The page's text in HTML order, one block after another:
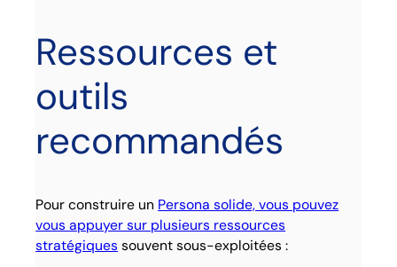
Ressources et
outils
recommandés
Pour construire un Persona solide, vous pouvez
vous appuyer sur plusieurs ressources
stratégiques souvent sous-exploitées :